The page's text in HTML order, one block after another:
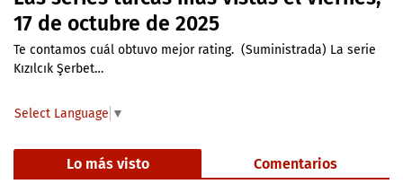
17 de octubre de 2025
Te contamos cuál obtuvo mejor rating. (Suministrada) La serie
Kızılcık Şerbet…
Select Language ▼
Lo más visto Comentarios